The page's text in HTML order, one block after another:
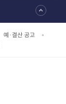
예·결산 공고